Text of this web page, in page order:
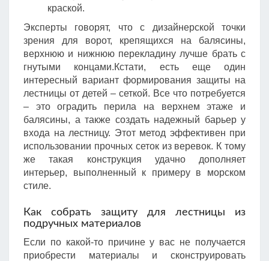
краской.
Эксперты говорят, что с дизайнерской точки
зрения для ворот, крепящихся на балясины,
верхнюю и нижнюю перекладину лучше брать с
гнутыми концами.Кстати, есть еще один
интересный вариант формирования защиты на
лестницы от детей – сеткой. Все что потребуется
– это оградить перила на верхнем этаже и
балясины, а также создать надежный барьер у
входа на лестницу. Этот метод эффективен при
использовании прочных сеток из веревок. К тому
же такая конструкция удачно дополняет
интерьер, выполненный к примеру в морском
стиле.
Как собрать защиту для лестницы из
подручных материалов
Если по какой-то причине у вас не получается
приобрести материалы и сконструировать